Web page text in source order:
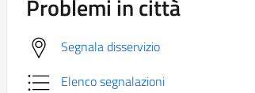
Problemi in città
Segnala disservizio
Elenco segnalazioni